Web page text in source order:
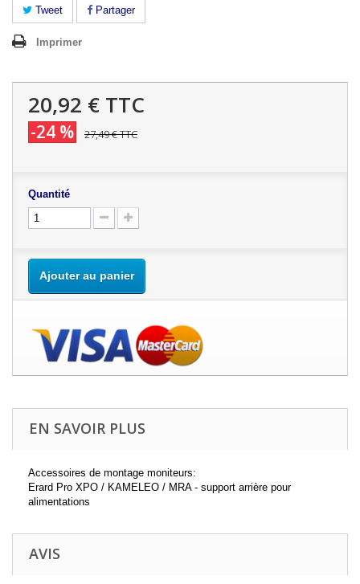
Tweet Partager
Imprimer
20,92 € TTC
-24 % 27,49 €TTC
Quantité
Ajouter au panier
EN SAVOIR PLUS
Accessoires de montage moniteurs:
Erard Pro XPO / KAMELEO / MRA - support arrière pour
alimentations
AVIS